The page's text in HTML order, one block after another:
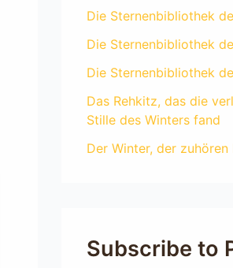
Die Sternenbibliothek
Die Sternenbibliothek
Die Sternenbibliothek
Das Rehkitz, das die
Stille des Winters fand
Der Winter, der zuhören
Subscribe to